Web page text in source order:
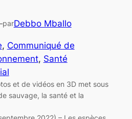
parDebbo Mballo
, Communiqué de
, Santé
et de vidéos en 3D met sous
sauvage, la santé et la